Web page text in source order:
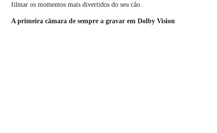
filmar os momentos mais divertidos do seu cão.
A primeira câmara de sempre a gravar em Dolby Vision